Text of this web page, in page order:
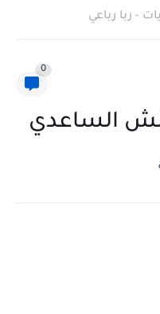
- ربا رباعي
0
الساعدي